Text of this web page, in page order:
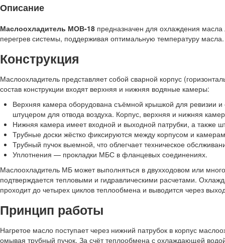
Описание
Маслоохладитель МОВ-18 предназначен для охлаждения
перегрев системы, поддерживая оптимальную температуру масла.
Конструкция
Маслоохладитель представляет собой сварной корпус
состав конструкции входят верхняя и нижняя водяные камеры:
Верхняя камера оборудована съёмной крышкой для ревизии и
штуцером для отвода воздуха. Корпус, верхняя и нижняя
Нижняя камера имеет входной и выходной патрубки, а также
Трубные доски жёстко фиксируются между корпусом и
Трубный пучок выемной, что облегчает техническое
Уплотнения — прокладки МБС в фланцевых соединениях.
Маслоохладитель МБ может выполняться в двухходовом или
подтверждается тепловыми и гидравлическими расчетами.
проходит до четырех циклов теплообмена и выводится через
Принцип работы
Нагретое масло поступает через нижний патрубок в корпус
омывая трубный пучок. За счёт теплообмена с охлаждающей